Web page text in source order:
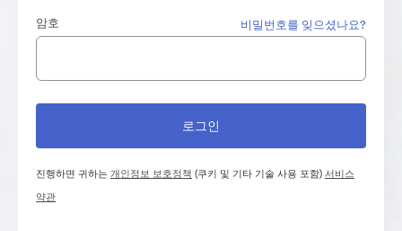
암호 비밀번호를 잊으셨나요?
진행하면 귀하는개인정보 보호정책 (쿠키 및 기타 기술 사용 포함)서비스
약관